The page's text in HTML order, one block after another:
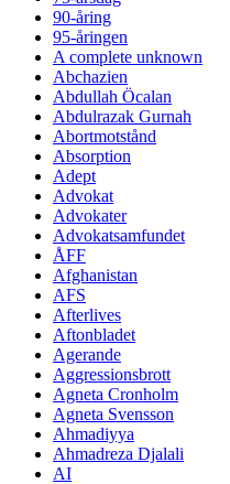
90-åring
95-åringen
A complete unknown
Abchazien
Abdullah Öcalan
Abdulrazak Gurnah
Abortmotstånd
Absorption
Adept
Advokat
Advokater
Advokatsamfundet
ÅFF
Afghanistan
AFS
Afterlives
Aftonbladet
Agerande
Aggressionsbrott
Agneta Cronholm
Agneta Svensson
Ahmadiyya
Ahmadreza Djalali
AI